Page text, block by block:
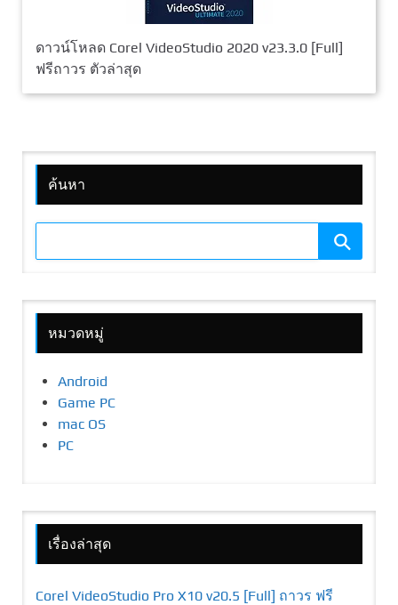
ดาวน์โหลด Corel VideoStudio 2020 v23.3.0 [Full]
ฟรีถาวร ตัวล่าสุด
ค้นหา
หมวดหมู่
Android
Game PC
mac OS
PC
เรื่องล่าสุด
Corel VideoStudio Pro X10 v20.5 [Full] ถาวร ฟรี